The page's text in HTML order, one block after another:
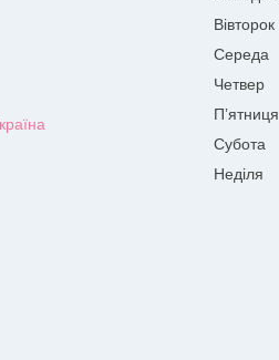
Вівторок
Середа
Четвер
Пʼятниця
Субота
Неділя